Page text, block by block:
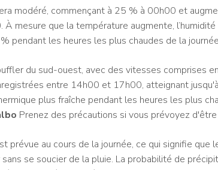
modéré, commençant à 25 % à 00h00 et
mesure que la température augmente, l’humidité
pendant les heures les plus chaudes de la
du sud-ouest, avec des vitesses comprises
entre 14h00 et 17h00, atteignant
plus fraîche pendant les heures les plus
Prenez des précautions si vous prévoyez
prévue au cours de la journée, ce qui signifie
se soucier de la pluie. La probabilité de